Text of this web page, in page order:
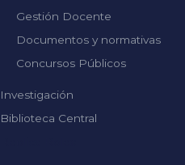
Gestión Docente
Documentos y normativas
Concursos Públicos
Investigación
Biblioteca Central